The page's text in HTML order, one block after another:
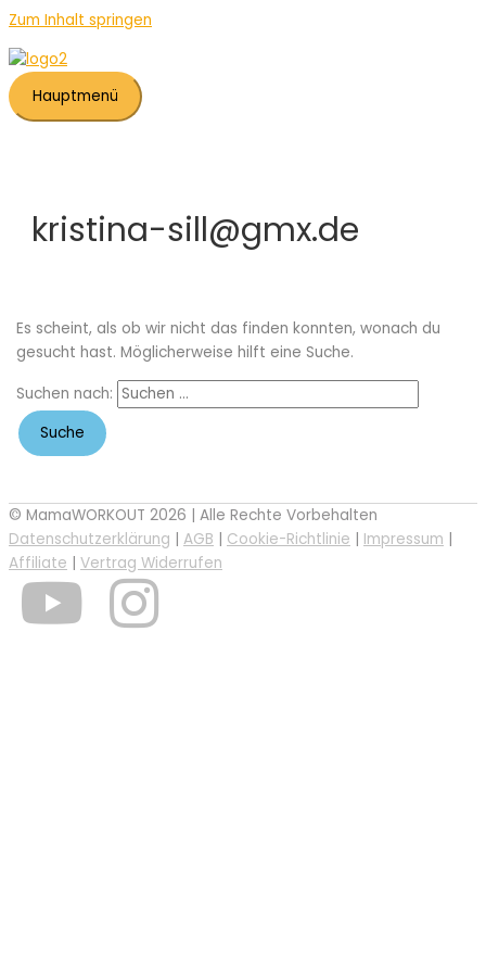
Zum Inhalt springen
Hauptmenü
kristina-sill@gmx.de
Es scheint, als ob wir nicht das finden konnten, wonach du
gesucht hast. Möglicherweise hilft eine Suche.
Suchen nach:
© MamaWORKOUT 2026 | Alle Rechte Vorbehalten
Datenschutzerklärung | AGB | Cookie-Richtlinie | Impressum |
Affiliate | Vertrag Widerrufen